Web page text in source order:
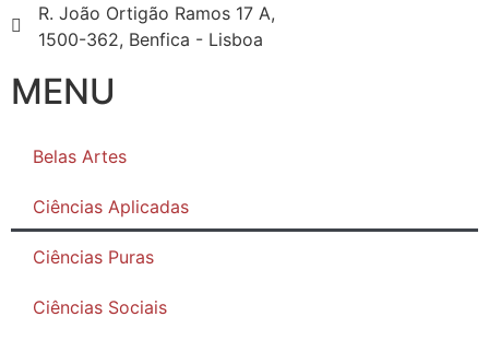
R. João Ortigão Ramos 17 A,
1500-362, Benfica - Lisboa
MENU
Belas Artes
Ciências Aplicadas
Ciências Puras
Ciências Sociais